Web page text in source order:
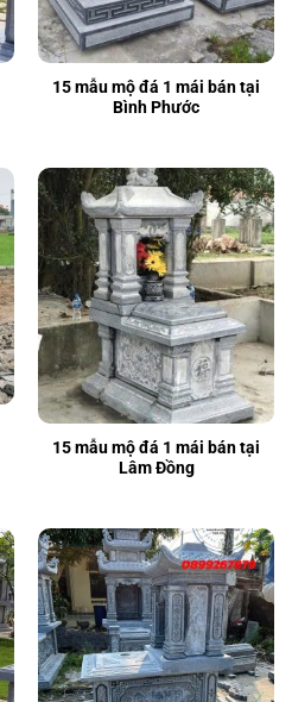
15 mẫu mộ đá 1 mái bán tại
Bình Phước
15 mẫu mộ đá 1 mái bán tại
Lâm Đồng